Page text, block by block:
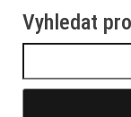
Vyhledat